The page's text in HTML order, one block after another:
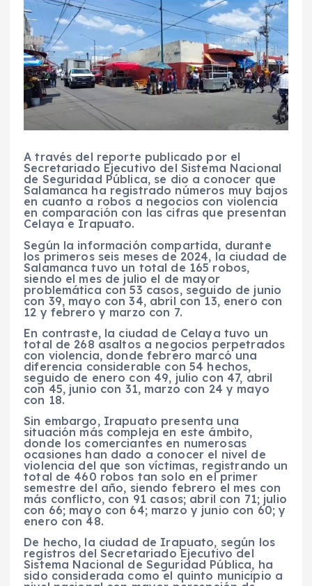
A través del reporte publicado por el
Secretariado Ejecutivo del Sistema Nacional
de Seguridad Pública, se dio a conocer que
Salamanca ha registrado números muy bajos
en cuanto a robos a negocios con violencia
en comparación con las cifras que presentan
Celaya e Irapuato.
Según la información compartida, durante
los primeros seis meses de 2024, la ciudad de
Salamanca tuvo un total de 165 robos,
siendo el mes de julio el de mayor
problemática con 53 casos, seguido de junio
con 39, mayo con 34, abril con 13, enero con
12 y febrero y marzo con 7.
En contraste, la ciudad de Celaya tuvo un
total de 268 asaltos a negocios perpetrados
con violencia, donde febrero marcó una
diferencia considerable con 54 hechos,
seguido de enero con 49, julio con 47, abril
con 45, junio con 31, marzo con 24 y mayo
con 18.
Sin embargo, Irapuato presenta una
situación más compleja en este ámbito,
donde los comerciantes en numerosas
ocasiones han dado a conocer el nivel de
violencia del que son víctimas, registrando un
total de 460 robos tan solo en el primer
semestre del año, siendo febrero el mes con
más conflicto, con 91 casos; abril con 71; julio
con 66; mayo con 64; marzo y junio con 60; y
enero con 48.
De hecho, la ciudad de Irapuato, según los
registros del Secretariado Ejecutivo del
Sistema Nacional de Seguridad Pública, ha
sido considerada como el quinto municipio a